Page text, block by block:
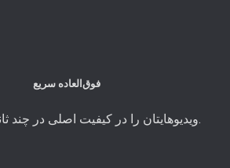
فوق‌العاده سریع
ویدیوهایتان را در کیفیت اصلی در چند ثانیه دانلود کنید.